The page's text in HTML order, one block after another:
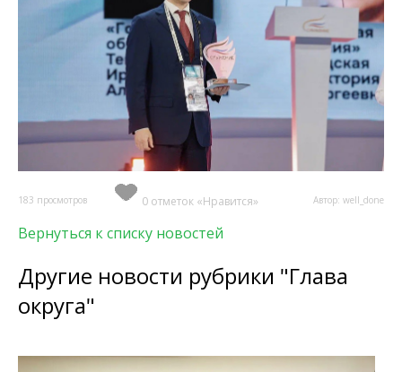
183 просмотров 0 отметок «Нравится» Автор: well_done
Вернуться к списку новостей
Другие новости рубрики "Глава
округа"